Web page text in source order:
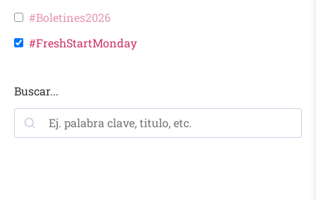
#Boletines2026
#FreshStartMonday
Buscar...